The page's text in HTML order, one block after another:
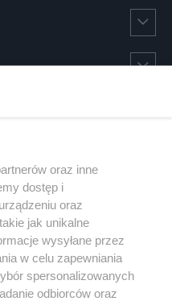
oraz inne
dostęp i
oraz
jak unikalne
wysyłane przez
w celu zapewniania
spersonalizowanych
odbiorców oraz